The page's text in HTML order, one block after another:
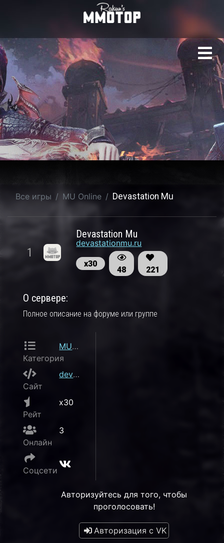
Devastation Mu | MU
Все игры MU Online Devastation Mu
1
Devastation Mu
devastationmu.ru
х30
48 221
О сервере:
Полное описание на форуме или группе
Категория
MU Online
Сайт
devastationmu.ru
Рейт
x30
Онлайн
3
Соцсети
Авторизуйтесь для того, чтобы
проголосовать!
Авторизация с VK